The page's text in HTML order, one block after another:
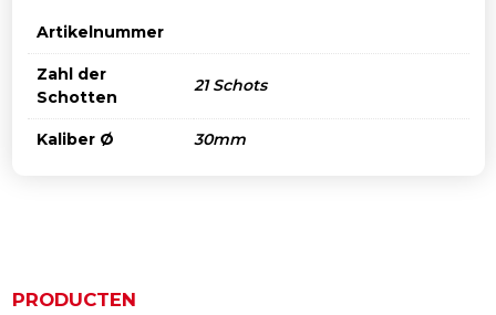
Artikelnummer
Zahl der
Schotten
21 Schots
Kaliber Ø 30mm
PRODUCTEN